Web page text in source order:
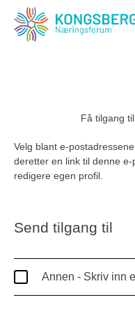
Få tilgang
Velg blant e-
deretter en link til denne
redigere egen profil.
Send tilgang til
Annen - Skriv inn